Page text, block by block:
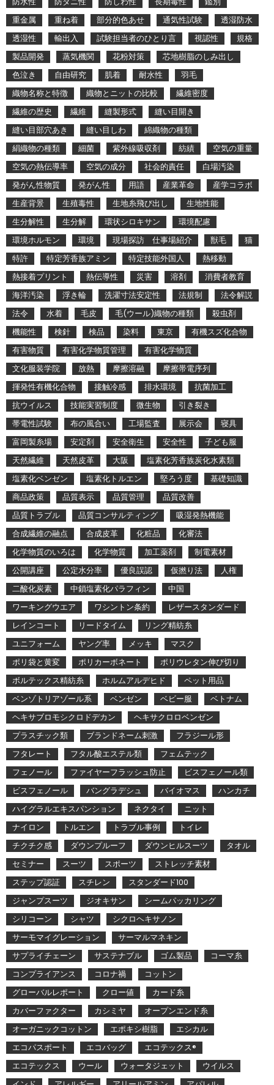
重金属
重ね着 部分的色あせ 通気性試験
透湿防水
透湿性
輸出入 試験担当者のひとり言 視認性
規格
製品開発
蒸気機関 花粉対策
芯地樹脂のしみ出し
色泣き
自由研究 肌着 耐水性
羽毛
織物名称と特徴
織物とニットの比較
繊維密度
繊維の歴史
繊維 縫製形式
縫い目開き
縫い目部穴あき
縫い目しわ
綿織物の種類
絹織物の種類
細菌 紫外線吸収剤 紡績
空気の重量
空気の熱伝導率
空気の成分 社会的責任
白場汚染
発がん性物質
発がん性 用語 産業革命
産学コラボ
生産背景
生殖毒性 生地糸飛び出し
生地性能
生分解性
生分解 環状シロキサン
環境配慮
環境ホルモン
環境 現場探訪 仕事場紹介 獣毛
猫
特許
特定芳香族アミン 特定技能外国人
熱移動
熱接着プリント
熱伝導性 災害 溶剤
消費者教育
海洋汚染
浮き輪 洗濯寸法安定性 法規制
法令解説
法令
水着 毛皮 毛(ウール)織物の種類
殺虫剤
機能性
検針 検品 染料 東京
有機スズ化合物
有害物質
有害化学物質管理
有害化学物質
文化服装学院
放熱 摩擦溶融
摩擦帯電序列
揮発性有機化合物
接触冷感 排水環境
抗菌加工
抗ウイルス
技能実習制度 微生物
引き裂き
帯電性試験
布の風合い 工場監査 展示会
寝具
富岡製糸場
安定剤 安全衛生 安全性
子ども服
天然繊維
天然皮革 大阪
塩素化芳香族炭化水素類
塩素化ベンゼン
塩素化トルエン 堅ろう度
基礎知識
商品政策
品質表示 品質管理
品質改善
品質トラブル
品質コンサルティング
吸湿発熱機能
合成繊維の融点
合成皮革 化粧品
化審法
化学物質のいろは
化学物質 加工薬剤
制電素材
公開講座
公定水分率 優良誤認 仮撚り法
人権
二酸化炭素
中鎖塩素化パラフィン
中国
ワーキングウエア
ワシントン条約
レザースタンダード
レインコート
リードタイム
リング精紡糸
ユニフォーム
ヤング率 メッキ
マスク
ポリ袋と黄変
ポリカーボネート
ポリウレタン伸び切り
ボルテックス精紡糸
ホルムアルデヒド
ペット用品
ベンゾトリアゾール系
ベンゼン ベビー服
ベトナム
ヘキサブロモシクロドデカン
ヘキサクロロベンゼン
プラスチック類
ブランドネーム刺激
フラジール形
フタレート
フタル酸エステル類
フェムテック
フェノール
ファイヤーフラッシュ防止
ビスフェノール類
ビスフェノール
バングラデシュ バイオマス
ハンカチ
ハイグラルエキスパンション
ネクタイ
ニット
ナイロン
トルエン トラブル事例
トイレ
チクチク感
ダウンプルーフ ダウンヒルスーツ
タオル
セミナー
スーツ スポーツ
ストレッチ素材
ステップ認証
スチレン
スタンダード100
ジャンプスーツ
ジオキサン
シームパッカリング
シリコーン
シャツ
シクロヘキサノン
サーモマイグレーション
サーマルマネキン
サプライチェーン
サステナブル ゴム製品
コーマ糸
コンプライアンス
コロナ禍
コットン
グローバルレポート
クロー値
カード糸
カバーファクター
カシミヤ
オープンエンド糸
オーガニックコットン
エポキシ樹脂
エシカル
エコパスポート
エコバッグ
エコテックス®
エコテックス
ウール ウォータジェット
ウイルス